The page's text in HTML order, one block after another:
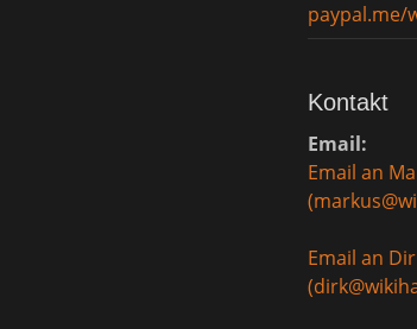
paypal.me/
Kontakt
Email:
Email an
Email an